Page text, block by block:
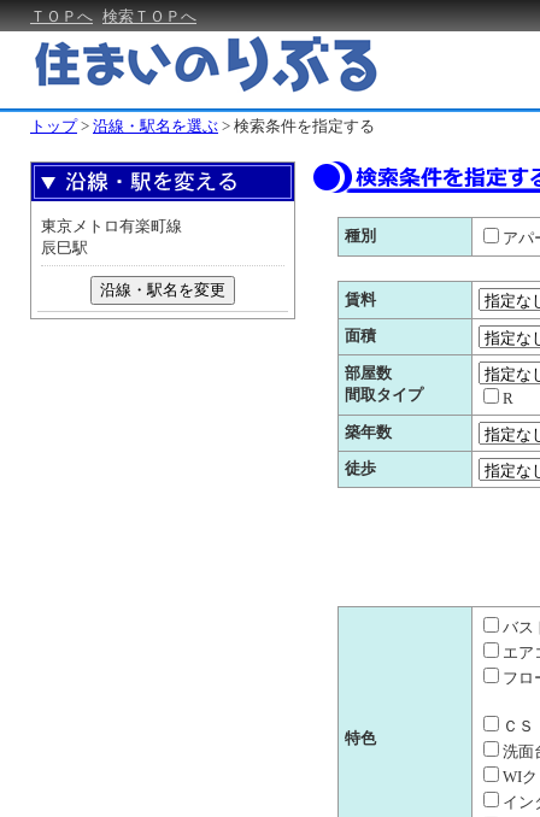
ＴＯＰへ 検索ＴＯＰへ
トップ> 沿線・駅名を選ぶ > 検索条件を指定する
東京メトロ有楽町線
辰巳駅
沿線・駅名を変更
種別 アパ
賃料
面積
部屋数
間取タイプ
R
築年数
徒歩
特色
バス
エア
フロ
ＣＳ
洗面
WI
イン